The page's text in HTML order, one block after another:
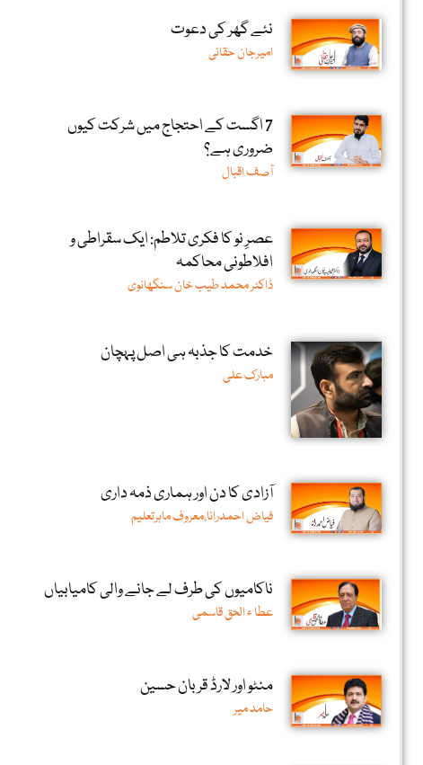
نئے گھر کی دعوت
امیرجان حقانی
7 اگست کے احتجاج میں شرکت کیوں
ضروری ہے؟
آصف اقبال
عصرِ نو کا فکری تلاطم: ایک سقراطی و
افلاطونی محاکمہ
ڈاکٹر محمد طیب خان سنگھانوی
خدمت کا جذبہ ہی اصل پہچان
مبارک علی
آزادی کا دن اور ہماری ذمہ داری
فیاض احمدرانا،معروف ماہرتعلیم
ناکامیوں کی طرف لے جانے والی کامیابیاں
عطا ء الحق قاسمی
منٹو اور لارڈ قربان حسین
حامد میر